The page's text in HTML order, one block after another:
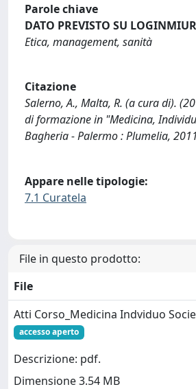
Parole chiave
DATO PREVISTO SU LOGINMIUR
Etica, management, sanità
Citazione
Salerno, A., Malta, R. (a cura di).
di formazione in "Medicina,
Bagheria - Palermo : Plumelia,
Appare nelle tipologie:
7.1 Curatela
File in questo prodotto:
File
Atti Corso_Medicina Indviduo
accesso aperto
Descrizione: pdf.
Dimensione 3.54 MB